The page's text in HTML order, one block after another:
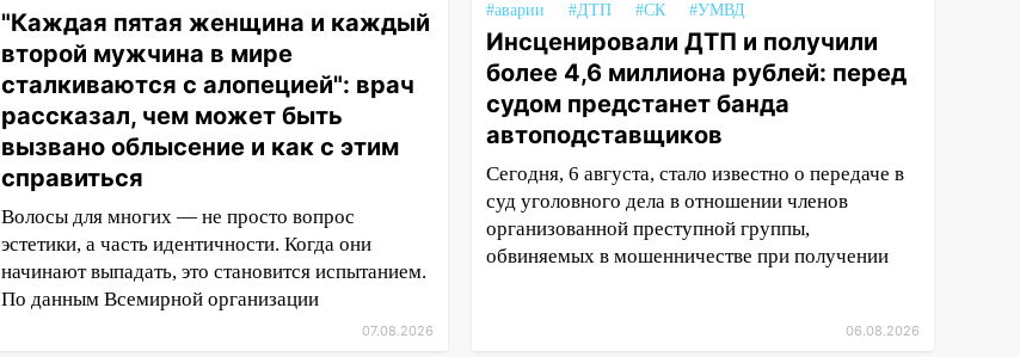
"Каждая пятая женщина и каждый
второй мужчина в мире
сталкиваются с алопецией": врач
рассказал, чем может быть
вызвано облысение и как с этим
справиться
Волосы для многих — не просто вопрос
эстетики, а часть идентичности. Когда они
начинают выпадать, это становится испытанием.
По данным Всемирной организации
07.08.2026
#аварии
#ДТП #СК #УМВД
Инсценировали ДТП и получили
более 4,6 миллиона рублей: перед
судом предстанет банда
автоподставщиков
Сегодня, 6 августа, стало известно о передаче в
суд уголовного дела в отношении членов
организованной преступной группы,
обвиняемых в мошенничестве при получении
06.08.2026